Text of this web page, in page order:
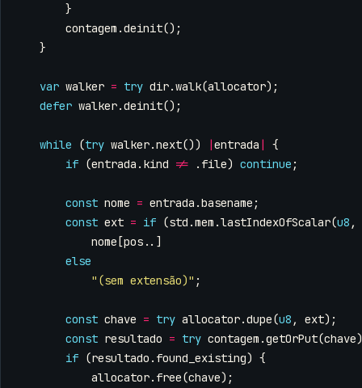
}
contagem .deinit();
}
var walker = try dir.walk(allocator);
defer walker.deinit();
while (try walker.next()) |entrada |
{
if (entrada . kind != . file) continue ;
const nome = entrada .basename ;
const ext = if (std .mem .lastIndexOfScalar(u8 ,
nome [pos ..]
else
"(sem extensão)" ;
const chave = try allocator.dupe(u8 , ext);
const resultado = try contagem .getOrPut(chave
if (resultado . found_existing) {
allocator. free(chave);